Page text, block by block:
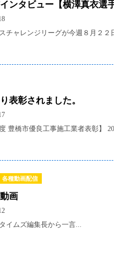
ンタビュー【横澤真衣選手
チャレンジリーグが今週８月２２
表彰されました。
豊橋市優良工事施工業者表彰】
各種動画配信
画
イムズ編集長から一言...